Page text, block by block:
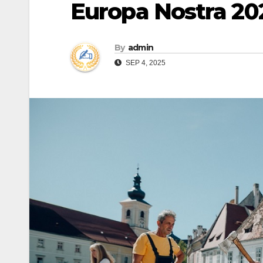
Europa Nostra
By admin
SEP 4, 2025